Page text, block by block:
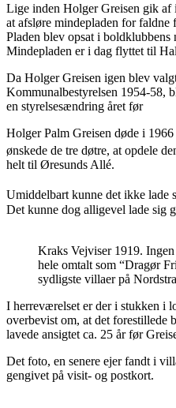
Lige inden Holger Greisen gik af
at afsløre mindepladen for faldne
Pladen blev opsat i
Mindepladen er i dag flyttet til
Da Holger Greisen igen blev
Kommunalbestyrelsen 1954-58,
en styrelsesændring året før
Holger Palm Greisen døde i
ønskede de tre døtre, at opdele
helt til Øresunds Allé.
Umiddelbart kunne det ikke lade
Det kunne dog alligevel lade sig
Kraks Vejviser 1919.
hele omtalt som “Dragør
sydligste villaer på
I herreværelset er der i stukken i
overbevist om, at det forestillede
lavede ansigtet ca. 25 år før
Det foto, en senere ejer fandt i
gengivet på visit- og postkort.